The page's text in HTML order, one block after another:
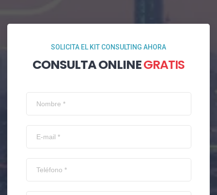
SOLICITA EL KIT CONSULTING AHORA
CONSULTA ONLINEGRATIS